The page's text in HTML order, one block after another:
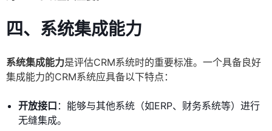
四、系统集成能力
系统集成能力是评估CRM系统时的重要标准。一个具备良好
集成能力的CRM系统应具备以下特点：
开放接口 ：能够与其他系统（如ERP、财务系统等）进行
无缝集成。